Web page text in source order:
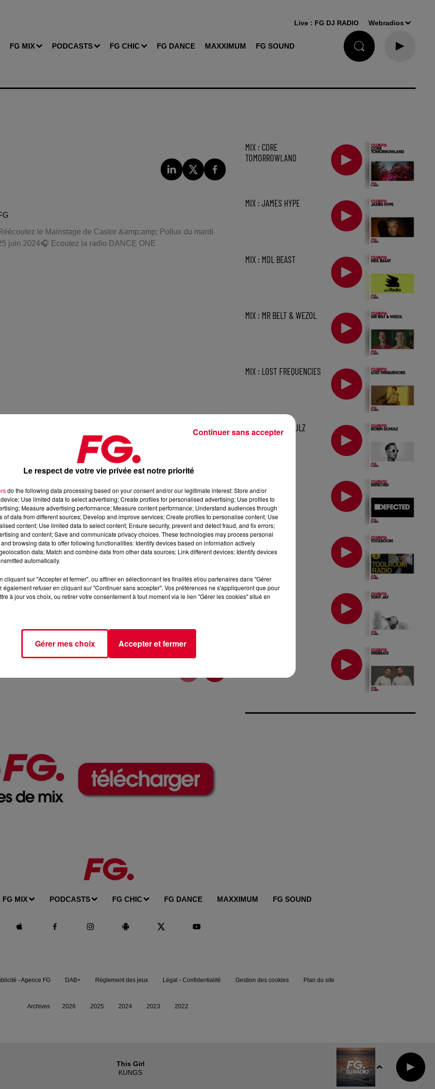
FG MIX PODCASTS FG CHIC FG DANCE MAXXIMUM FG SOUND
Live : FG DJ RADIO Webradios
le Mainstage de Castor &amp;amp; Pollux du mardi
juin 2024🎧 Ecoutez la radio DANCE ONE
2024
et sur l’Application FG (IOShttps://urlz.fr/hhZxGoogle Play
pour plus d'informations.
MIX : CORE
TOMORROWLAND
MIX : JAMES HYPE
MIX : MDL BEAST
MIX : MR BELT & WEZOL
MIX : LOST FREQUENCIES
MIX : ROBIN SCHULZ
MIX : TOOLROOM
MIX : TONY JAY
FG MIX PODCASTS FG CHIC FG DANCE MAXXIMUM FG SOUND
This Girl
KUNGS
- Agence FG DAB+ Règlement des jeux Légal - Confidentialité Gestion des cookies Plan du site
Archives 2026 2025 2024 2023 2022
Le respect de votre vie privée est notre priorité
do the following data processing based on your consent and/or our legitimate interest: Store and/or
Use limited data to select advertising; Create profiles for personalised advertising; Use profiles to
Measure advertising performance; Measure content performance; Understand audiences through
of data from different sources; Develop and improve services; Create profiles to personalise content; Use
content; Use limited data to select content; Ensure security, prevent and detect fraud, and fix errors;
and content; Save and communicate privacy choices. These technologies may process personal
browsing data to offer following functionalities: Identify devices based on information actively
data; Match and combine data from other data sources; Link different devices; Identify devices
automatically.
cliquant sur "Accepter et fermer", ou affiner en sélectionnant les finalités et/ou partenaires dans "Gérer
également refuser en cliquant sur "Continuer sans accepter". Vos préférences ne s'appliqueront que pour
à jour vos choix, ou retirer votre consentement à tout moment via le lien "Gérer les cookies" situé en
Gérer mes choix Accepter et fermer
Continuer sans accepter